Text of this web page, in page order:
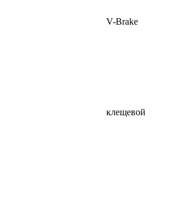
V-Brake
клещевой